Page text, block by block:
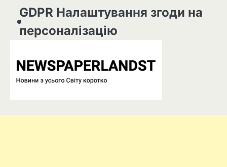
GDPR Налаштування згоди на
персоналізацію